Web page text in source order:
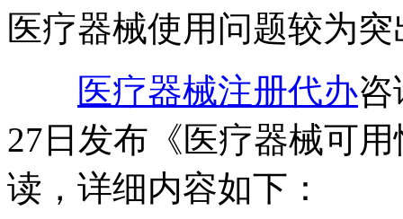
医疗器械使用问题较为
医疗器械注册代办咨
27日发布《医疗器械可
读，详细内容如下：